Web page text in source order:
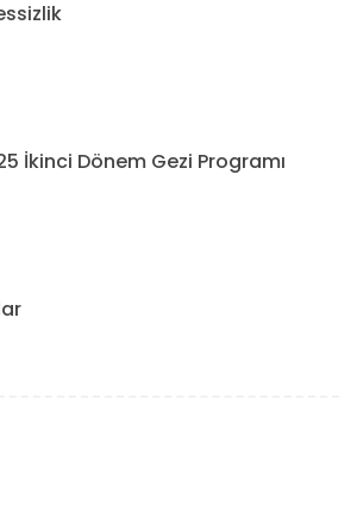
İkinci Dönem Gezi Programı